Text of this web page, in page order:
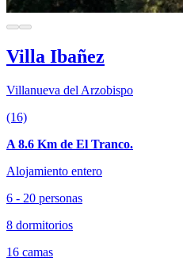
Villa Ibañez
Villanueva del Arzobispo
(16)
A 8.6 Km de El Tranco.
Alojamiento entero
6 - 20 personas
8 dormitorios
16 camas